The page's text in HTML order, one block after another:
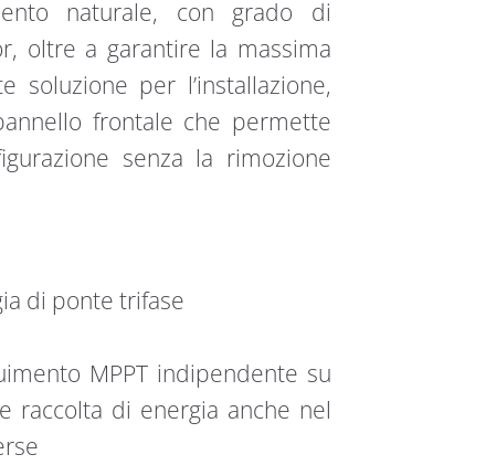
naturale, con grado di
oltre a garantire la massima
soluzione per l’installazione,
frontale che permette
senza la rimozione
di ponte trifase
MPPT indipendente su
raccolta di energia anche nel